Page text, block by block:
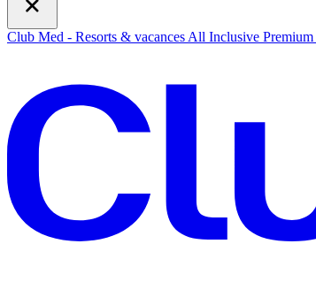
Club Med - Resorts & vacances All Inclusive Premium